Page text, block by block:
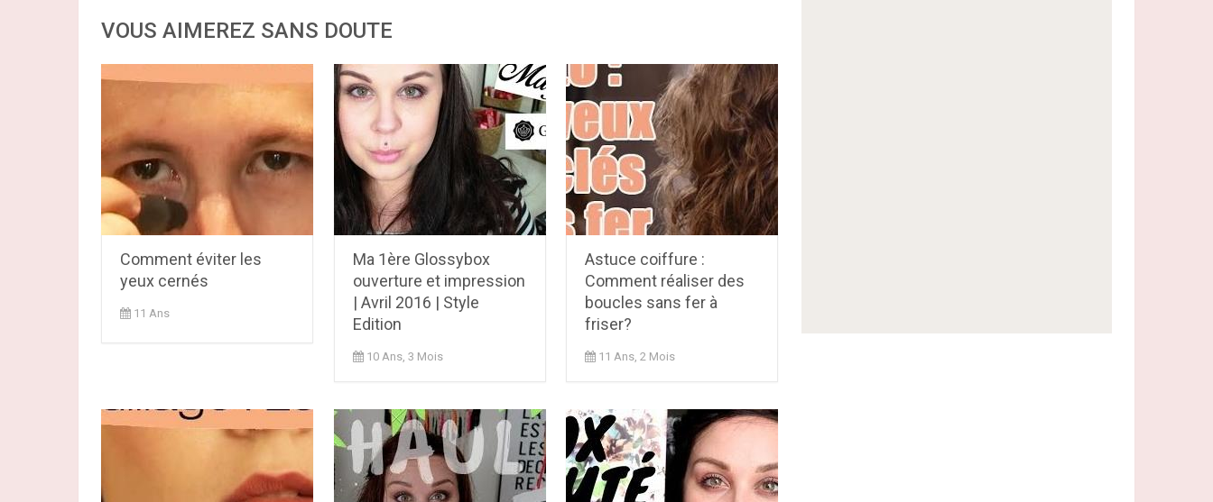
VOUS AIMEREZ SANS DOUTE
Comment éviter les
yeux cernés
11 Ans
Ma 1ère Glossybox
ouverture et impression
| Avril 2016 | Style
Edition
10 Ans, 3 Mois
Astuce coiffure :
Comment réaliser des
boucles sans fer à
friser?
11 Ans, 2 Mois